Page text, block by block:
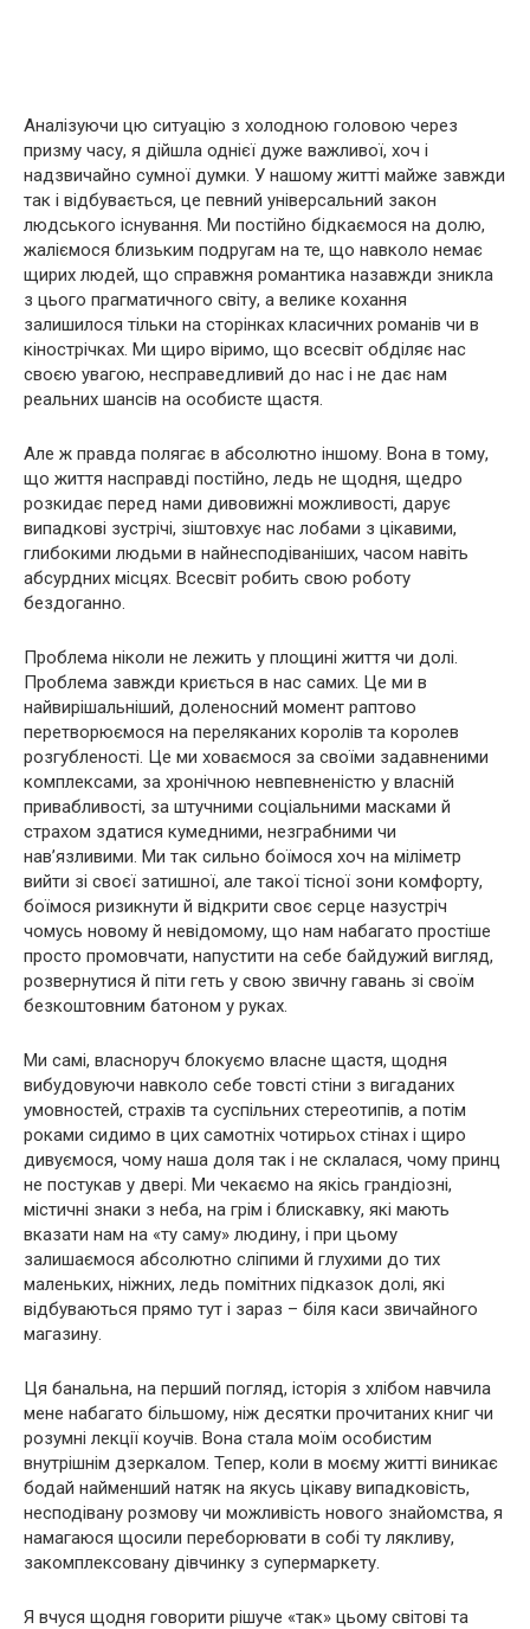
Аналізуючи цю ситуацію з холодною головою через
призму часу, я дійшла однієї дуже важливої, хоч і
надзвичайно сумної думки. У нашому житті майже завжди
так і відбувається, це певний універсальний закон
людського існування. Ми постійно бідкаємося на долю,
жаліємося близьким подругам на те, що навколо немає
щирих людей, що справжня романтика назавжди зникла
з цього прагматичного світу, а велике кохання
залишилося тільки на сторінках класичних романів чи в
кінострічках. Ми щиро віримо, що всесвіт обділяє нас
своєю увагою, несправедливий до нас і не дає нам
реальних шансів на особисте щастя.
Але ж правда полягає в абсолютно іншому. Вона в тому,
що життя насправді постійно, ледь не щодня, щедро
розкидає перед нами дивовижні можливості, дарує
випадкові зустрічі, зіштовхує нас лобами з цікавими,
глибокими людьми в найнесподіваніших, часом навіть
абсурдних місцях. Всесвіт робить свою роботу
бездоганно.
Проблема ніколи не лежить у площині життя чи долі.
Проблема завжди криється в нас самих. Це ми в
найвирішальніший, доленосний момент раптово
перетворюємося на переляканих королів та королев
розгубленості. Це ми ховаємося за своїми задавненими
комплексами, за хронічною невпевненістю у власній
привабливості, за штучними соціальними масками й
страхом здатися кумедними, незграбними чи
нав’язливими. Ми так сильно боїмося хоч на міліметр
вийти зі своєї затишної, але такої тісної зони комфорту,
боїмося ризикнути й відкрити своє серце назустріч
чомусь новому й невідомому, що нам набагато простіше
просто промовчати, напустити на себе байдужий вигляд,
розвернутися й піти геть у свою звичну гавань зі своїм
безкоштовним батоном у руках.
Ми самі, власноруч блокуємо власне щастя, щодня
вибудовуючи навколо себе товсті стіни з вигаданих
умовностей, страхів та суспільних стереотипів, а потім
роками сидимо в цих самотніх чотирьох стінах і щиро
дивуємося, чому наша доля так і не склалася, чому принц
не постукав у двері. Ми чекаємо на якісь грандіозні,
містичні знаки з неба, на грім і блискавку, які мають
вказати нам на «ту саму» людину, і при цьому
залишаємося абсолютно сліпими й глухими до тих
маленьких, ніжних, ледь помітних підказок долі, які
відбуваються прямо тут і зараз – біля каси звичайного
магазину.
Ця банальна, на перший погляд, історія з хлібом навчила
мене набагато більшому, ніж десятки прочитаних книг чи
розумні лекції коучів. Вона стала моїм особистим
внутрішнім дзеркалом. Тепер, коли в моєму житті виникає
бодай найменший натяк на якусь цікаву випадковість,
несподівану розмову чи можливість нового знайомства, я
намагаюся щосили переборювати в собі ту лякливу,
закомплексовану дівчинку з супермаркету.
Я вчуся щодня говорити рішуче «так» цьому світові та